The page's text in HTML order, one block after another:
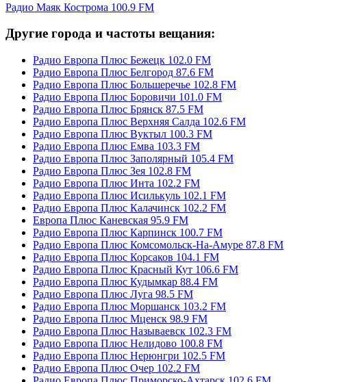
Радио Маяк Кострома 100.9 FM
Другие города и частоты вещания:
Радио Европа Плюс Бежецк 102.0 FM
Радио Европа Плюс Белгород 87.6 FM
Радио Европа Плюс Большеречье 102.8 FM
Радио Европа Плюс Боровичи 101.0 FM
Радио Европа Плюс Брянск 87.5 FM
Радио Европа Плюс Верхняя Салда 102.6 FM
Радио Европа Плюс Вуктыл 100.3 FM
Радио Европа Плюс Емва 103.3 FM
Радио Европа Плюс Заполярный 105.4 FM
Радио Европа Плюс Зея 102.8 FM
Радио Европа Плюс Инта 102.2 FM
Радио Европа Плюс Исилькуль 102.1 FM
Радио Европа Плюс Калачинск 102.2 FM
Европа Плюс Каневская 95.9 FM
Радио Европа Плюс Карпинск 100.7 FM
Радио Европа Плюс Комсомольск-На-Амуре 87.8 FM
Радио Европа Плюс Корсаков 104.1 FM
Радио Европа Плюс Красный Кут 106.6 FM
Радио Европа Плюс Кудымкар 88.4 FM
Радио Европа Плюс Луга 98.5 FM
Радио Европа Плюс Моршанск 103.2 FM
Радио Европа Плюс Мценск 98.9 FM
Радио Европа Плюс Называевск 102.3 FM
Радио Европа Плюс Нелидово 100.8 FM
Радио Европа Плюс Нерюнгри 102.5 FM
Радио Европа Плюс Очер 102.2 FM